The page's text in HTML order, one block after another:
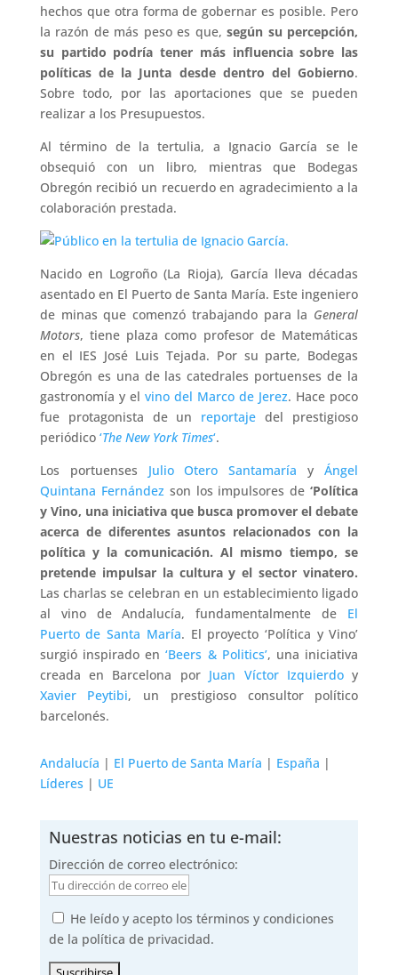
hechos que otra forma de gobernar es posible. Pero
la razón de más peso es que,según su percepción,
su partido podría tener más influencia sobre las
políticas de la Junta desde dentro del Gobierno.
Sobre todo, por las aportaciones que se pueden
realizar a los Presupuestos.
Al término de la tertulia, a Ignacio García se le
obsequió con un libro, mientras que Bodegas
Obregón recibió un recuerdo en agradecimiento a la
colaboración prestada.
Nacido en Logroño (La Rioja), García lleva décadas
asentado en El Puerto de Santa María. Este ingeniero
de minas que comenzó trabajando para la General
Motors, tiene plaza como profesor de Matemáticas
en el IES José Luis Tejada. Por su parte, Bodegas
Obregón es una de las catedrales portuenses de la
gastronomía y el vino del Marco de Jerez. Hace poco
fue protagonista de un reportaje del prestigioso
periódico ‘The New York Times‘.
Los portuenses Julio Otero Santamaría yÁngel
Quintana Fernández son los impulsores de ‘Política
y Vino, una iniciativa que busca promover el debate
acerca de diferentes asuntos relacionados con la
política y la comunicación. Al mismo tiempo, se
pretende impulsar la cultura y el sector vinatero.
Las charlas se celebran en un establecimiento ligado
al vino de Andalucía, fundamentalmente de El
Puerto de Santa María. El proyecto ‘Política y Vino’
surgió inspirado en‘Beers & Politics’, una iniciativa
creada en Barcelona por Juan Víctor Izquierdoy
Xavier Peytibi, un prestigioso consultor político
barcelonés.
Andalucía | El Puerto de Santa María | España |
Líderes | UE
Nuestras noticias en tu e-mail:
Dirección de correo electrónico:
He leído y acepto los términos y condiciones
de la política de privacidad.